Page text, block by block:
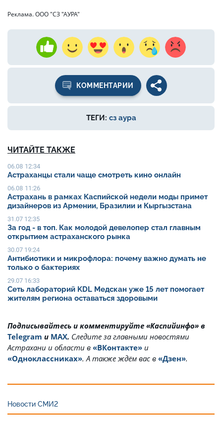
Реклама. ООО "СЗ "АУРА"
КОММЕНТАРИИ
ТЕГИ: сз аура
ЧИТАЙТЕ ТАКЖЕ
06.08 12:34
Астраханцы стали чаще смотреть кино онлайн
06.08 11:26
Астрахань в рамках Каспийской недели моды примет
дизайнеров из Армении, Бразилии и Кыргызстана
31.07 12:35
За год - в топ. Как молодой девелопер стал главным
открытием астраханского рынка
30.07 19:24
Антибиотики и микрофлора: почему важно думать не
только о бактериях
29.07 16:33
Сеть лабораторий KDL Медскан уже 15 лет помогает
жителям региона оставаться здоровыми
Подписывайтесь и комментируйте «Каспийинфо» в
Telegram и MAX. Cледите за главными новостями
Астрахани и области в «ВКонтакте» и
«Одноклассниках». А также ждём вас в «Дзен».
Новости СМИ2